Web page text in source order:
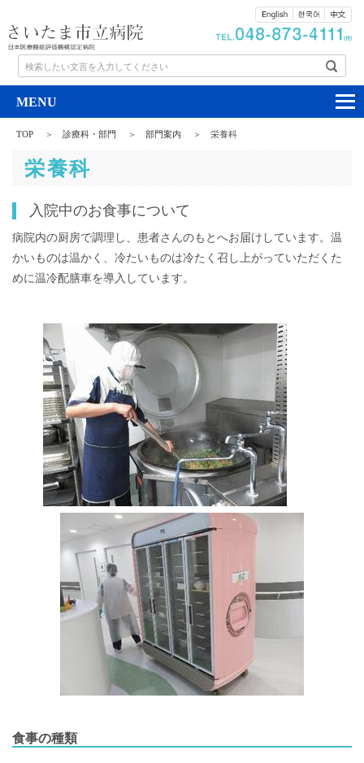
検索したい文言を入力してください
TOP 診療科・部門 部門案内 栄養科
栄養科
入院中のお食事について
病院内の厨房で調理し、患者さんのもとへお届けしています。温
かいものは温かく、冷たいものは冷たく召し上がっていただくた
めに温冷配膳車を導入しています。
食事の種類